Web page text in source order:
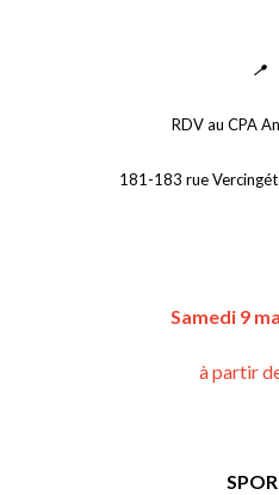
📍
RDV au CPA
181-183 rue
Samedi 9
à partir